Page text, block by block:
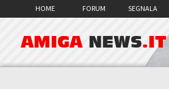
HOME FORUM SEGNALA
AMIGA NEWS.IT